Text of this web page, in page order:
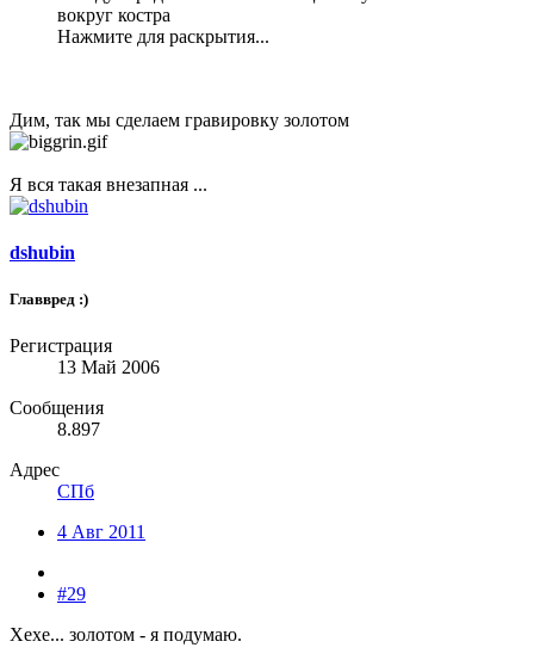
вокруг костра
Нажмите для раскрытия...
Дим, так мы сделаем гравировку золотом
Я вся такая внезапная ...
dshubin
Главвред :)
Регистрация
13 Май 2006
Сообщения
8.897
Адрес
СПб
4 Авг 2011
#29
Хехе... золотом - я подумаю.